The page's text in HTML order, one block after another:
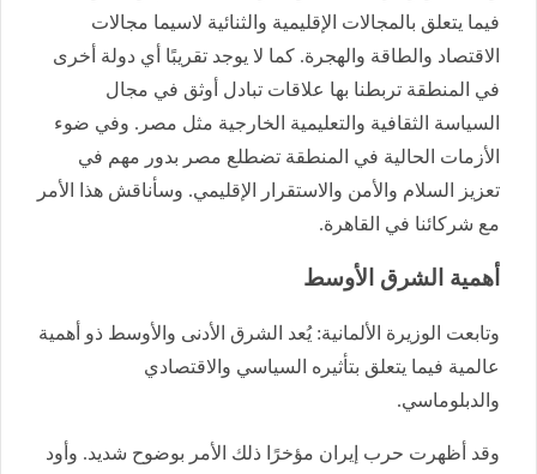
فيما يتعلق بالمجالات الإقليمية والثنائية لاسيما مجالات
الاقتصاد والطاقة والهجرة. كما لا يوجد تقريبًا أي دولة أخرى
في المنطقة تربطنا بها علاقات تبادل أوثق في مجال
السياسة الثقافية والتعليمية الخارجية مثل مصر. وفي ضوء
الأزمات الحالية في المنطقة تضطلع مصر بدور مهم في
تعزيز السلام والأمن والاستقرار الإقليمي. وسأناقش هذا الأمر
مع شركائنا في القاهرة.
أهمية الشرق الأوسط
وتابعت الوزيرة الألمانية: يُعد الشرق الأدنى والأوسط ذو أهمية
عالمية فيما يتعلق بتأثيره السياسي والاقتصادي
والدبلوماسي.
وقد أظهرت حرب إيران مؤخرًا ذلك الأمر بوضوح شديد. وأود